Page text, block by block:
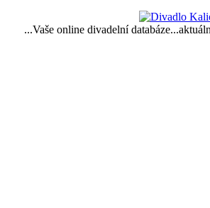
...Vaše online divadelní